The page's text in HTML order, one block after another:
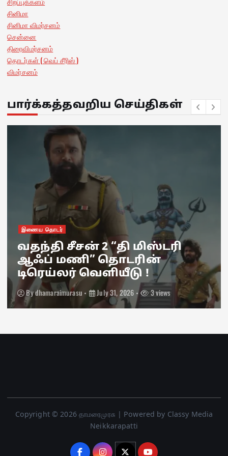
சினிமா
சினிமா விமர்சனம்
சென்னை
திரைவிமர்சனம்
தொடர்கள் ( வெப் சீரிஸ் )
விமர்சனம்
பார்க்கத்தவறிய செய்திகள்
இணைய தொடர்
வதந்தி சீசன் 2 “தி மிஸ்டரி
ஆஃப் மணி” தொடரின்
டிரெய்லர் வெளியீடு !
Bydhamaraimurasu July 31, 2026 3 views
Copyright © 2026 தாமரைமுரசு | Powered by Classy Media
Neikkarapatti